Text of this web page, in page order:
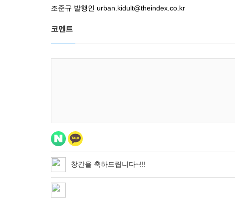
조준규 발행인 urban.kidult@theindex.co.kr
코멘트
창간을 축하드립니다~!!!